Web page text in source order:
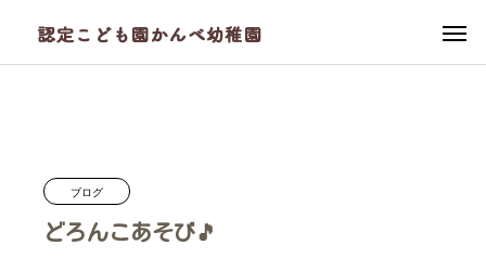
ブログ どろんこあそび🎵
ブログ
どろんこあそび🎵